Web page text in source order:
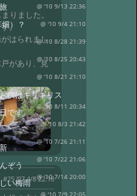
りました。
。
はられまし
があり、見
#25 '07 4/8 22:18
@ '10 9/13 22:36
）？ @ '10 9/4 21:10
@ '10 8/28 21:39
@ '10 8/25 20:43
@ '10 8/21 21:10
供はキリギリス
@ '10 8/11 20:34
です。
@ '10 8/3 21:42
@ '10 7/26 21:11
@ '10 7/22 21:06
ぞう
@ '10 7/14 20:00
い梅雨